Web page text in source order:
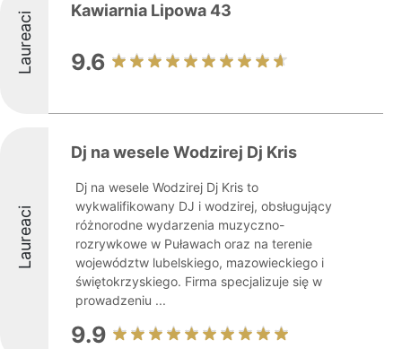
Laureaci Kawiarnia Lipowa 43
9.6
Laureaci
Dj na wesele Wodzirej Dj Kris
Dj na wesele Wodzirej Dj Kris to
wykwalifikowany DJ i wodzirej, obsługujący
różnorodne wydarzenia muzyczno-
rozrywkowe w Puławach oraz na terenie
województw lubelskiego, mazowieckiego i
świętokrzyskiego. Firma specjalizuje się w
prowadzeniu ...
9.9